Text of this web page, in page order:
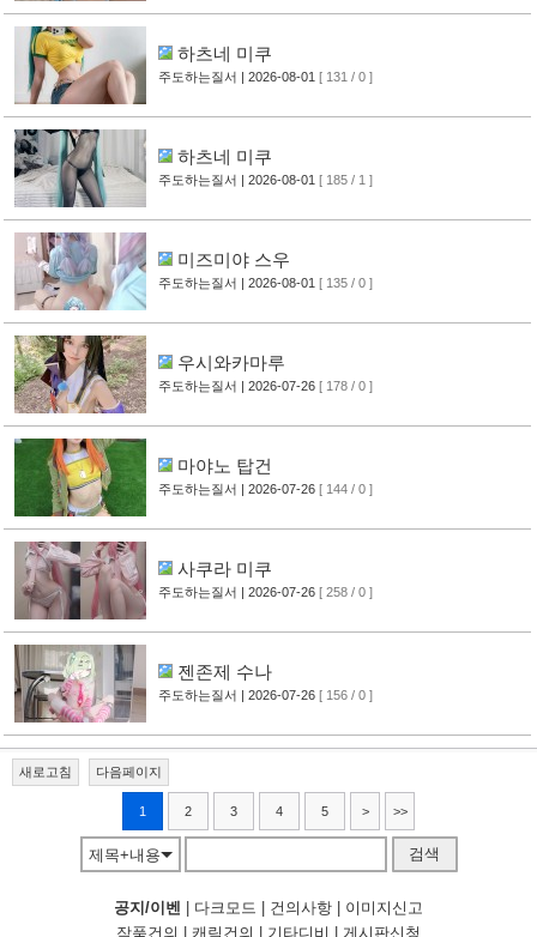
하츠네 미쿠
주도하는질서 | 2026-08-01 [ 131 / 0 ]
하츠네 미쿠
주도하는질서 | 2026-08-01 [ 185 / 1 ]
미즈미야 스우
주도하는질서 | 2026-08-01 [ 135 / 0 ]
우시와카마루
주도하는질서 | 2026-07-26 [ 178 / 0 ]
마야노 탑건
주도하는질서 | 2026-07-26 [ 144 / 0 ]
사쿠라 미쿠
주도하는질서 | 2026-07-26 [ 258 / 0 ]
젠존제 수나
주도하는질서 | 2026-07-26 [ 156 / 0 ]
새로고침 다음페이지
1 2 3 4 5 > >>
제목+내용 검색
공지/이벤 다크모드 건의사항
이미지신고
작품건의
캐릭건의 기타디비 게시판신청